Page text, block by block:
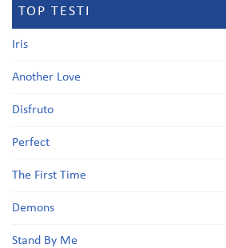
TOP TESTI
Iris
Another Love
Disfruto
Perfect
The First Time
Demons
Stand By Me